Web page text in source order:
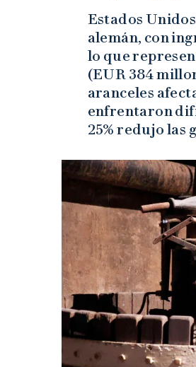
Estados
alemán, con
lo que
(EUR 384
aranceles
enfrentaron
25% redujo las